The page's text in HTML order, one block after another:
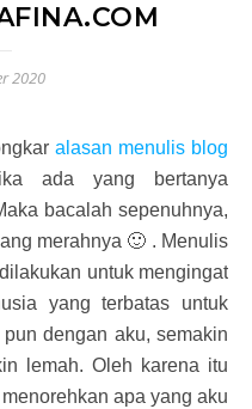
2020
alasan menulis blog
ada yang bertanya
bacalah sepenuhnya,
merahnya 🙂 . Menulis
untuk mengingat
yang terbatas untuk
dengan aku, semakin
lemah. Oleh karena itu
apa yang aku